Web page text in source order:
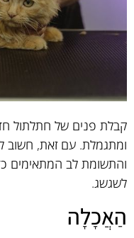
קבלת פנים של חתלתול
ומתגמלת. עם זאת, חשוב
והתשומת לב המתאימים
לשגשג.
הַאֲכָלָה